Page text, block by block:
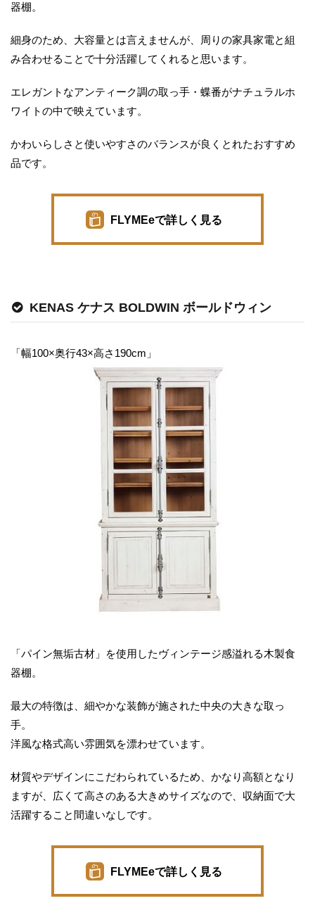
器棚。
細身のため、大容量とは言えませんが、周りの家具家電と組
み合わせることで十分活躍してくれると思います。
エレガントなアンティーク調の取っ手・蝶番がナチュラルホ
ワイトの中で映えています。
かわいらしさと使いやすさのバランスが良くとれたおすすめ
品です。
FLYMEeで詳しく見る
KENAS ケナス BOLDWIN ボールドウィン
「幅100×奥行43×高さ190cm」
「パイン無垢古材」を使用したヴィンテージ感溢れる木製食
器棚。
最大の特徴は、細やかな装飾が施された中央の大きな取っ
手。
洋風な格式高い雰囲気を漂わせています。
材質やデザインにこだわられているため、かなり高額となり
ますが、広くて高さのある大きめサイズなので、収納面で大
活躍すること間違いなしです。
FLYMEeで詳しく見る